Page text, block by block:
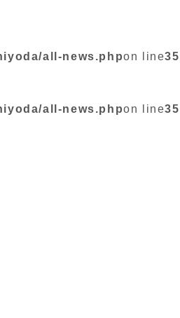
all-news.phpon line35
all-news.phpon line35